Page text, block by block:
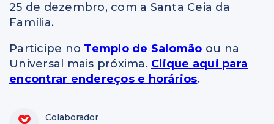
25 de dezembro, com a Santa Ceia da
Família.
Participe no Templo de Salomão ou na
Universal mais próxima. Clique aqui para
encontrar endereços e horários.
Colaborador